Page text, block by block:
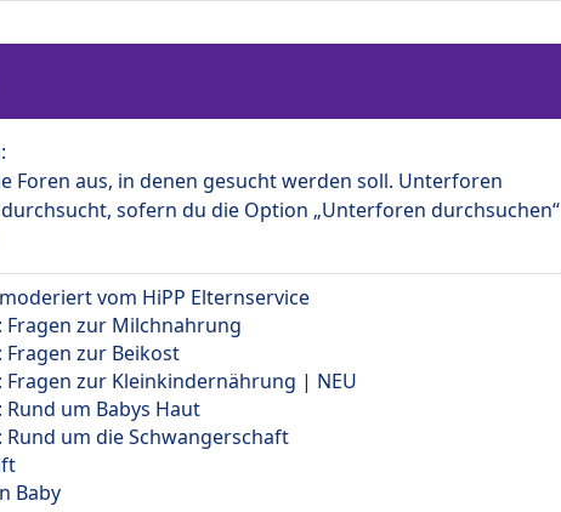
Foren aus, in denen gesucht werden soll. Unterforen
sofern du die Option „Unterforen durchsuchen“